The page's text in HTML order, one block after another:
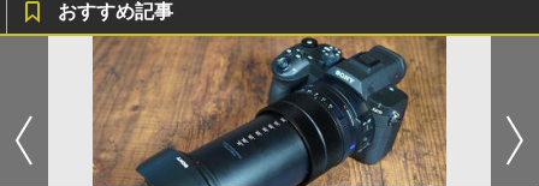
おすすめ記事